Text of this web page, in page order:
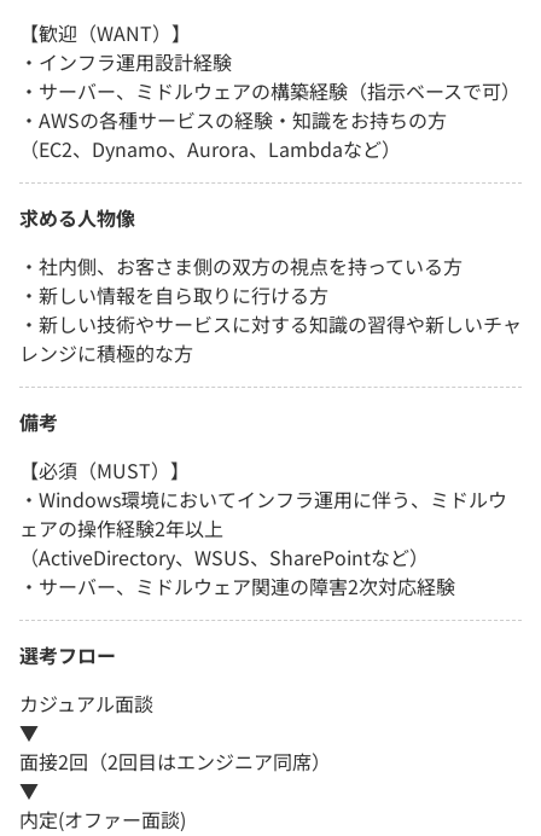
【歓迎（WANT）】
・インフラ運用設計経験
・サーバー、ミドルウェアの構築経験（指示ベースで可）
・AWSの各種サービスの経験・知識をお持ちの方
（EC2、Dynamo、Aurora、Lambdaなど）
求める人物像
・社内側、お客さま側の双方の視点を持っている方
・新しい情報を自ら取りに行ける方
・新しい技術やサービスに対する知識の習得や新しいチャ
レンジに積極的な方
備考
【必須（MUST）】
・Windows環境においてインフラ運用に伴う、ミドルウ
ェアの操作経験2年以上
（ActiveDirectory、WSUS、SharePointなど）
・サーバー、ミドルウェア関連の障害2次対応経験
選考フロー
カジュアル面談
▼
面接2回（2回目はエンジニア同席）
▼
内定(オファー面談)